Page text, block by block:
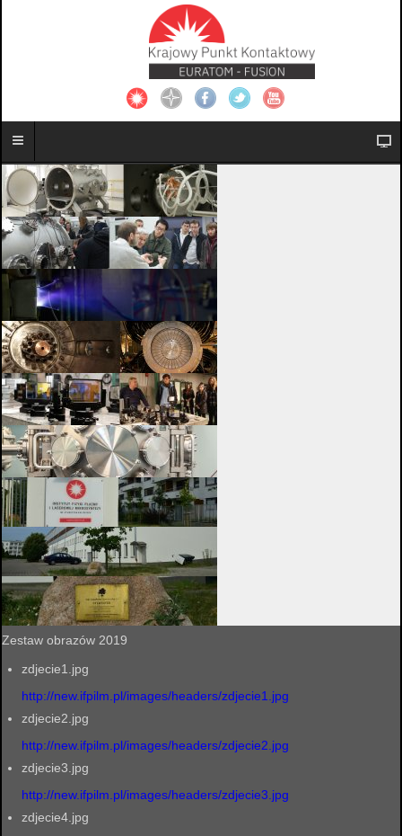
Zestaw obrazów 2019
zdjecie1.jpg
http://new.ifpilm.pl/images/headers/zdjecie1.jpg
zdjecie2.jpg
http://new.ifpilm.pl/images/headers/zdjecie2.jpg
zdjecie3.jpg
http://new.ifpilm.pl/images/headers/zdjecie3.jpg
zdjecie4.jpg